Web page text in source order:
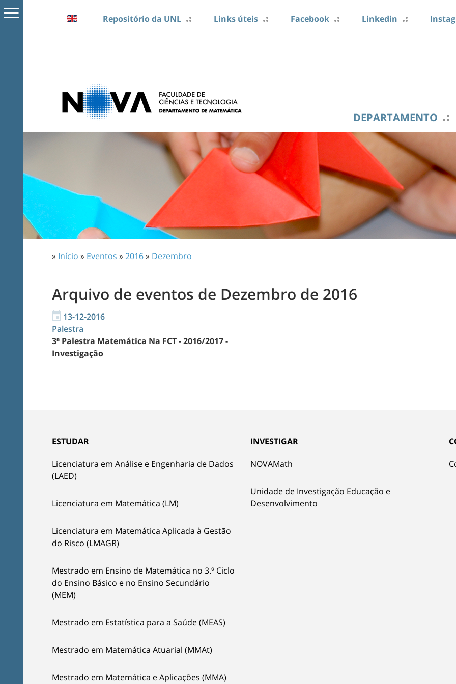
Repositório da UNL Links úteis Facebook Linkedin
DEPARTAMENTO
» Início » Eventos »2016» Dezembro
Arquivo de eventos de Dezembro de 2016
13-12-2016
Palestra
3ª Palestra Matemática Na FCT - 2016/2017 -
Investigação
ESTUDAR
Licenciatura em Análise e Engenharia de Dados
(LAED)
Licenciatura em Matemática (LM)
Licenciatura em Matemática Aplicada à Gestão
do Risco (LMAGR)
Mestrado em Ensino de Matemática no 3.º Ciclo
do Ensino Básico e no Ensino Secundário
(MEM)
Mestrado em Estatística para a Saúde (MEAS)
Mestrado em Matemática Atuarial (MMAt)
Mestrado em Matemática e Aplicações (MMA)
INVESTIGAR
NOVAMath
Unidade de Investigação Educação e
Desenvolvimento